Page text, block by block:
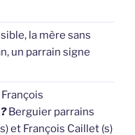
la mère sans
un parrain signe
Berguier parrains
et François Caillet (s)